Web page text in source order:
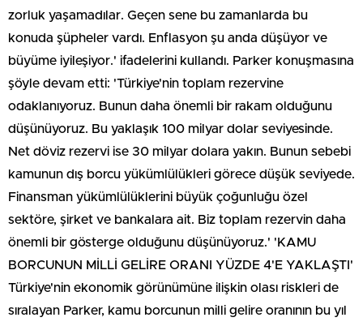
zorluk yaşamadılar. Geçen sene bu zamanlarda bu
konuda şüpheler vardı. Enflasyon şu anda düşüyor ve
büyüme iyileşiyor.' ifadelerini kullandı. Parker konuşmasına
şöyle devam etti: 'Türkiye'nin toplam rezervine
odaklanıyoruz. Bunun daha önemli bir rakam olduğunu
düşünüyoruz. Bu yaklaşık 100 milyar dolar seviyesinde.
Net döviz rezervi ise 30 milyar dolara yakın. Bunun sebebi
kamunun dış borcu yükümlülükleri görece düşük seviyede.
Finansman yükümlülüklerini büyük çoğunluğu özel
sektöre, şirket ve bankalara ait. Biz toplam rezervin daha
önemli bir gösterge olduğunu düşünüyoruz.' 'KAMU
BORCUNUN MİLLİ GELİRE ORANI YÜZDE 4'E YAKLAŞTI'
Türkiye'nin ekonomik görünümüne ilişkin olası riskleri de
sıralayan Parker, kamu borcunun milli gelire oranının bu yıl